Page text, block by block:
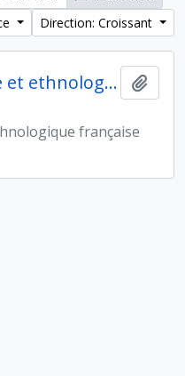
Direction: Croissant
Mission archéologique et ethnologique française au Mexique
française